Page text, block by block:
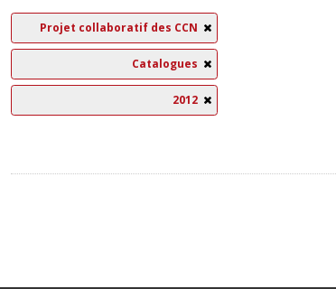
Projet collaboratif des CCN
Catalogues
2012